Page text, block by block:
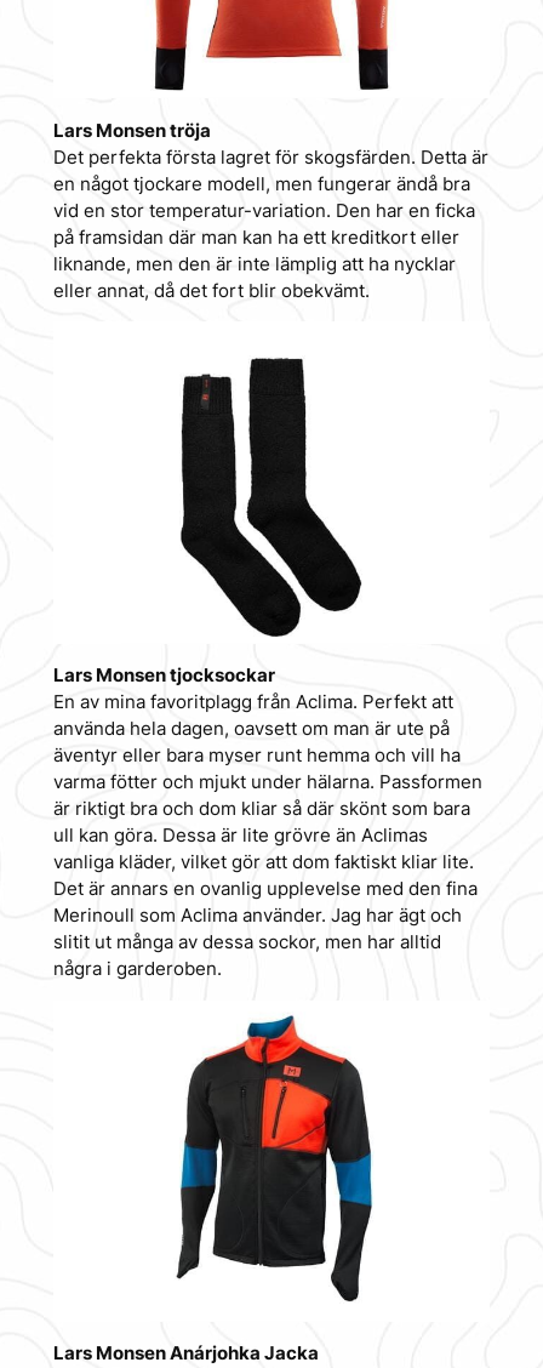
Lars Monsen tröja
Det perfekta första lagret för skogsfärden. Detta är
en något tjockare modell, men fungerar ändå bra
vid en stor temperatur-variation. Den har en ficka
på framsidan där man kan ha ett kreditkort eller
liknande, men den är inte lämplig att ha nycklar
eller annat, då det fort blir obekvämt.
Lars Monsen tjocksockar
En av mina favoritplagg från Aclima. Perfekt att
använda hela dagen, oavsett om man är ute på
äventyr eller bara myser runt hemma och vill ha
varma fötter och mjukt under hälarna. Passformen
är riktigt bra och dom kliar så där skönt som bara
ull kan göra. Dessa är lite grövre än Aclimas
vanliga kläder, vilket gör att dom faktiskt kliar lite.
Det är annars en ovanlig upplevelse med den fina
Merinoull som Aclima använder. Jag har ägt och
slitit ut många av dessa sockor, men har alltid
några i garderoben.
Lars Monsen Anárjohka Jacka